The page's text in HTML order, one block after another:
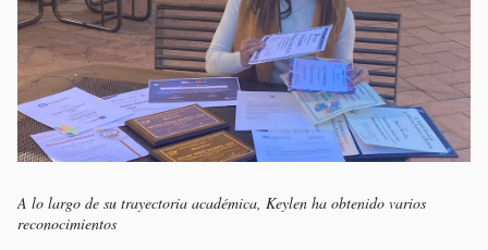
A lo largo de su trayectoria académica, Keylen ha obtenido varios
reconocimientos